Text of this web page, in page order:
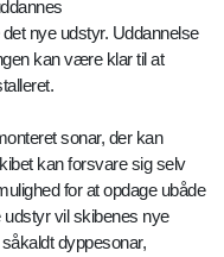
nye udstyr. Uddannelse
kan være klar til at
sonar, der kan
kan forsvare sig selv
for at opdage ubåde
vil skibenes nye
dyppesonar,